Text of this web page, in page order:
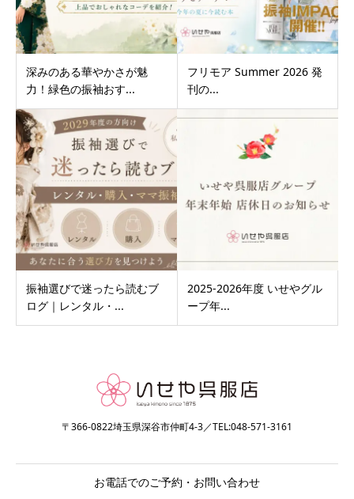
深みのある華やかさが魅
力！緑色の振袖おす...
フリモア Summer 2026 発
刊の...
振袖選びで迷ったら読むブ
ログ｜レンタル・...
2025‐2026年度 いせやグル
ープ年...
〒366-0822埼玉県深谷市仲町4-3／TEL:048-571-3161
お電話でのご予約・お問い合わせ